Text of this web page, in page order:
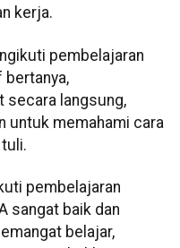
kerja.
pembelajaran
bertanya,
secara langsung,
untuk memahami cara
pembelajaran
sangat baik dan
belajar,